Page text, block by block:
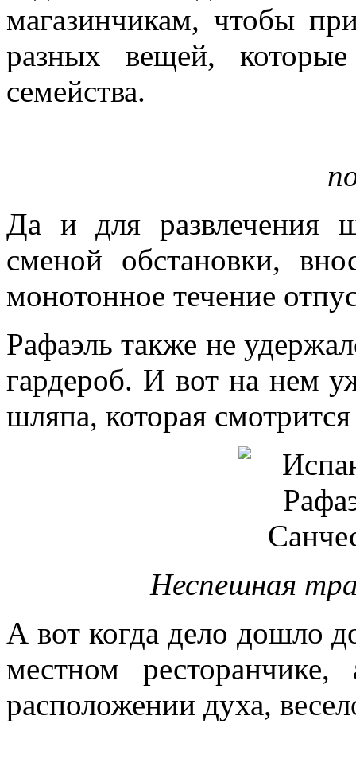
магазинчикам, чтобы
разных вещей,
семейства.
Да и для развлечения
сменой обстановки,
монотонное течение
Рафаэль также не
гардероб. И вот на нем
шляпа, которая
Неспешная
А вот когда дело дошло
местном ресторанчике,
расположении духа,